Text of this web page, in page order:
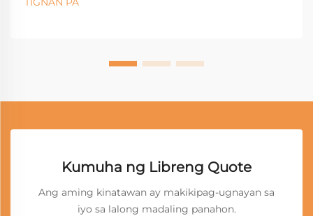
Kumuha ng Libreng Quote
Ang aming kinatawan ay makikipag-ugnayan sa
iyo sa lalong madaling panahon.